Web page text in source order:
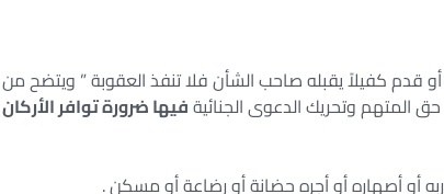
قدم كفيلاً يقبله صاحب الشأن فلا تنفذ العقوبة ” ويتضح من
المتهم وتحريك الدعوى الجنائيةفيها ضرورة توافر الأركان